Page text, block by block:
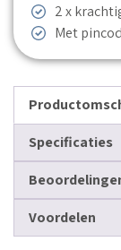
2 x
Met
Specificaties
Voordelen